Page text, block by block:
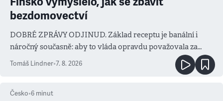
bezdomovectví
DOBRÉ ZPRÁVY ODJINUD. Základ receptu je banální i
náročný současně: aby to vláda opravdu považovala za
prioritu
Tomáš Lindner•7. 8. 2026
Česko•6 minut